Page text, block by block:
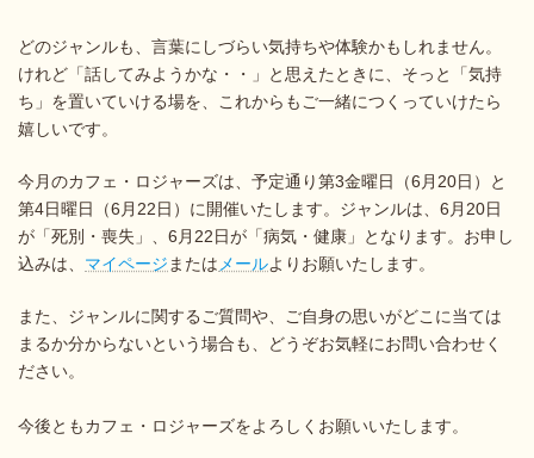
どのジャンルも、言葉にしづらい気持ちや体験かもしれません。
けれど「話してみようかな・・」と思えたときに、そっと「気持
ち」を置いていける場を、これからもご一緒につくっていけたら
嬉しいです。
今月のカフェ・ロジャーズは、予定通り第3金曜日（6月20日）と
第4日曜日（6月22日）に開催いたします。ジャンルは、6月20日
が「死別・喪失」、6月22日が「病気・健康」となります。お申し
込みは、 マイページ または メールよりお願いたします。
また、ジャンルに関するご質問や、ご自身の思いがどこに当ては
まるか分からないという場合も、どうぞお気軽にお問い合わせく
ださい。
今後ともカフェ・ロジャーズをよろしくお願いいたします。